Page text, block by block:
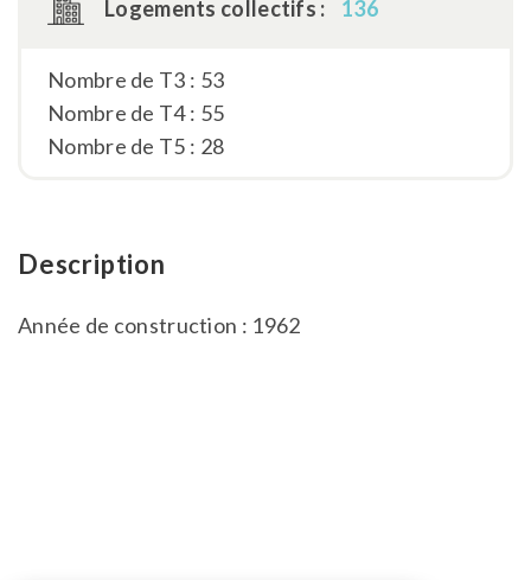
Logements collectifs : 136
Nombre de T3 : 53
Nombre de T4 : 55
Nombre de T5 : 28
Description
Année de construction : 1962